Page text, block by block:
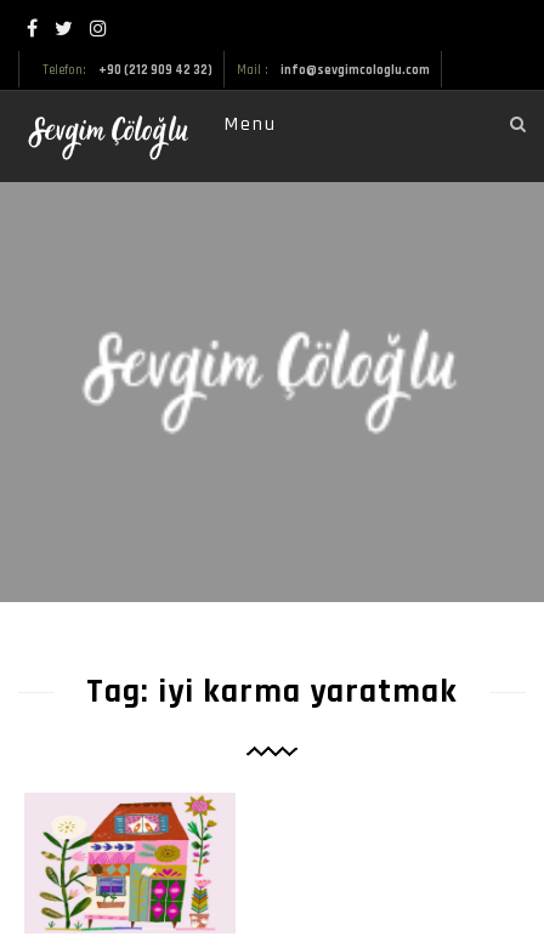
Telefon: +90 (212 909 42 32) Mail : info@sevgimcologlu.com
Menu
Tag: iyi karma yaratmak